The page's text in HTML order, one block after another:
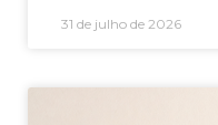
31 de julho de 2026